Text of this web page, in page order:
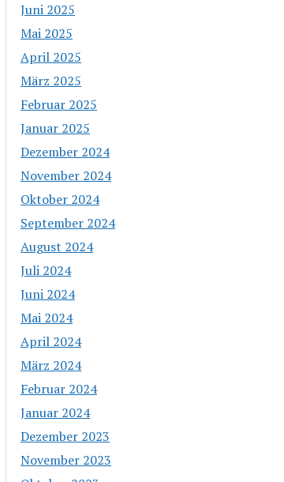
Juni 2025
Mai 2025
April 2025
März 2025
Februar 2025
Januar 2025
Dezember 2024
November 2024
Oktober 2024
September 2024
August 2024
Juli 2024
Juni 2024
Mai 2024
April 2024
März 2024
Februar 2024
Januar 2024
Dezember 2023
November 2023